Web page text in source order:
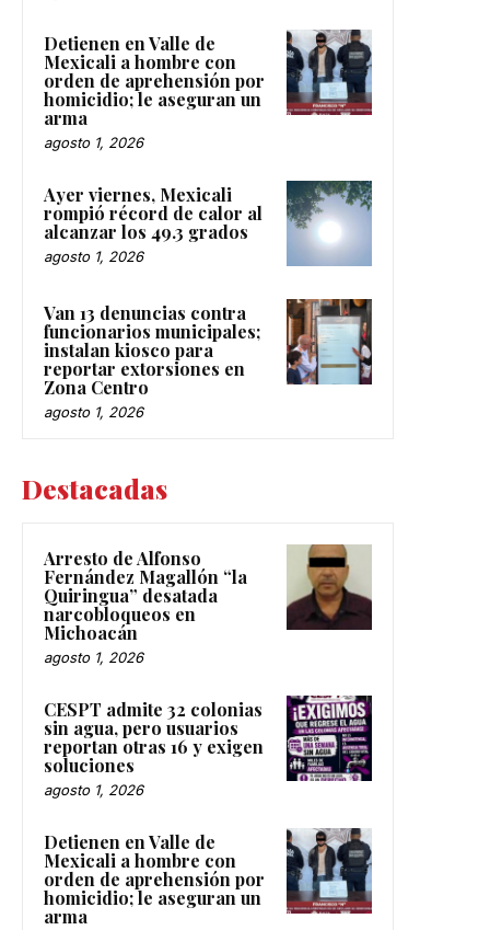
Detienen en Valle de
Mexicali a hombre con
orden de aprehensión por
homicidio; le aseguran un
arma
agosto 1, 2026
Ayer viernes, Mexicali
rompió récord de calor al
alcanzar los 49.3 grados
agosto 1, 2026
Van 13 denuncias contra
funcionarios municipales;
instalan kiosco para
reportar extorsiones en
Zona Centro
agosto 1, 2026
Destacadas
Arresto de Alfonso
Fernández Magallón “la
Quiringua” desatada
narcobloqueos en
Michoacán
agosto 1, 2026
CESPT admite 32 colonias
sin agua, pero usuarios
reportan otras 16 y exigen
soluciones
agosto 1, 2026
Detienen en Valle de
Mexicali a hombre con
orden de aprehensión por
homicidio; le aseguran un
arma